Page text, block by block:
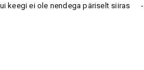
päriselt siiras eneseareng